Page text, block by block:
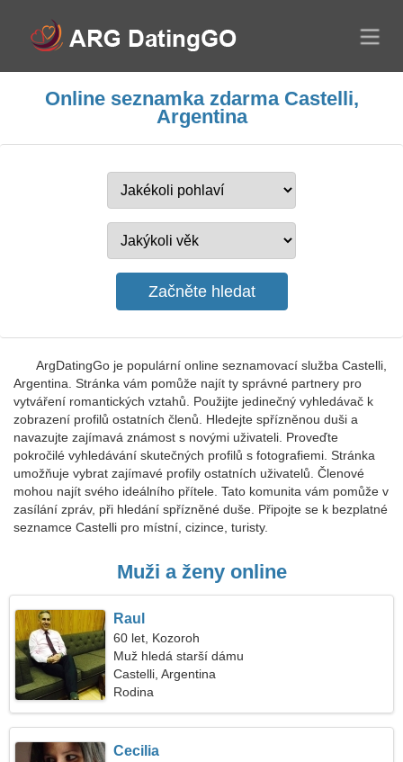
Online seznamka zdarma Castelli,
Argentina
ArgDatingGo je populární online seznamovací služba Castelli,
Argentina. Stránka vám pomůže najít ty správné partnery pro
vytváření romantických vztahů. Použijte jedinečný vyhledávač k
zobrazení profilů ostatních členů. Hledejte spřízněnou duši a
navazujte zajímavá známost s novými uživateli. Proveďte
pokročilé vyhledávání skutečných profilů s fotografiemi. Stránka
umožňuje vybrat zajímavé profily ostatních uživatelů. Členové
mohou najít svého ideálního přítele. Tato komunita vám pomůže v
zasílání zpráv, při hledání spřízněné duše. Připojte se k bezplatné
seznamce Castelli pro místní, cizince, turisty.
Muži a ženy online
Raul
60 let, Kozoroh
Muž hledá starší dámu
Castelli, Argentina
Rodina
Cecilia